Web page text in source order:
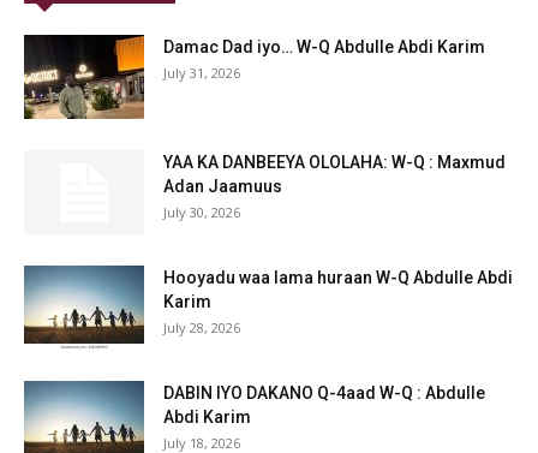
Damac Dad iyo… W-Q Abdulle Abdi Karim
July 31, 2026
YAA KA DANBEEYA OLOLAHA: W-Q : Maxmud
Adan Jaamuus
July 30, 2026
Hooyadu waa lama huraan W-Q Abdulle Abdi
Karim
July 28, 2026
DABIN IYO DAKANO Q-4aad W-Q : Abdulle
Abdi Karim
July 18, 2026